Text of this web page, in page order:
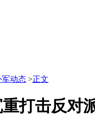
军动态 >正文
打击反对